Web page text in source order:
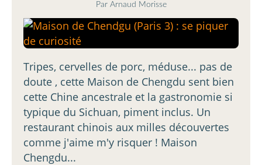
Par Arnaud Morisse
Tripes, cervelles de porc, méduse... pas de
doute , cette Maison de Chengdu sent bien
cette Chine ancestrale et la gastronomie si
typique du Sichuan, piment inclus. Un
restaurant chinois aux milles découvertes
comme j'aime m'y risquer ! Maison
Chengdu...